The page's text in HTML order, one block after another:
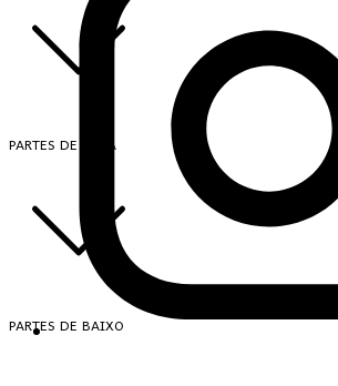
PARTES DE CIMA
PARTES DE BAIXO